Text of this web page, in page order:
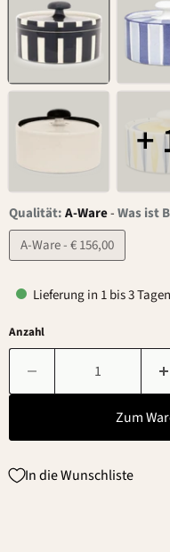
+
Qualität:A-Ware-Was ist
A-Ware - € 156,00
Lieferung in 1 bis 3 Tagen
Anzahl
Zum
In die Wunschliste